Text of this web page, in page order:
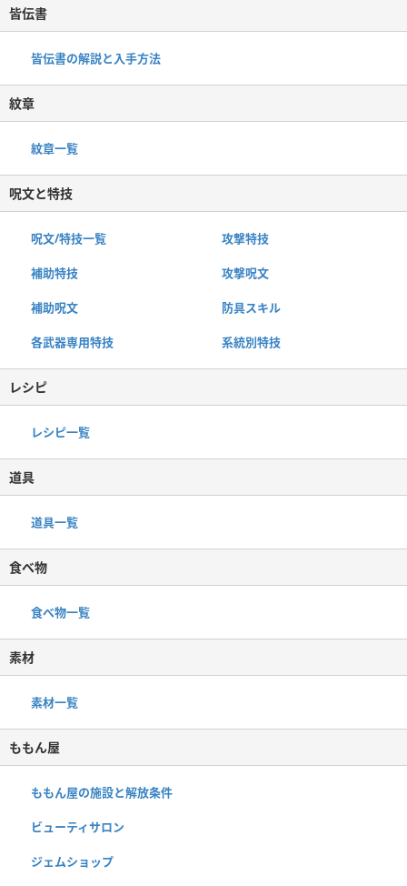
皆伝書
皆伝書の解説と入手方法
紋章
紋章一覧
呪文と特技
呪文/特技一覧 攻撃特技
補助特技 攻撃呪文
補助呪文 防具スキル
各武器専用特技 系統別特技
レシピ
レシピ一覧
道具
道具一覧
食べ物
食べ物一覧
素材
素材一覧
ももん屋
ももん屋の施設と解放条件
ビューティサロン
ジェムショップ